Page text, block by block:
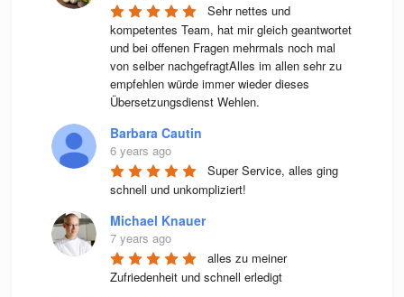
Sehr nettes und
kompetentes Team, hat mir gleich geantwortet
und bei offenen Fragen mehrmals noch mal
von selber nachgefragtAlles im allen sehr zu
empfehlen würde immer wieder dieses
Übersetzungsdienst Wehlen.
Barbara Cautin
6 years ago
Super Service, alles ging
schnell und unkompliziert!
Michael Knauer
7 years ago
alles zu meiner
Zufriedenheit und schnell erledigt